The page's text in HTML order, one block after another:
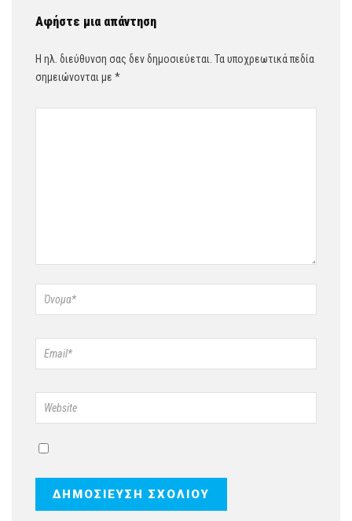
Αφήστε μια απάντηση
Η ηλ. διεύθυνση σας δεν δημοσιεύεται. Τα υποχρεωτικά πεδία
σημειώνονται με *